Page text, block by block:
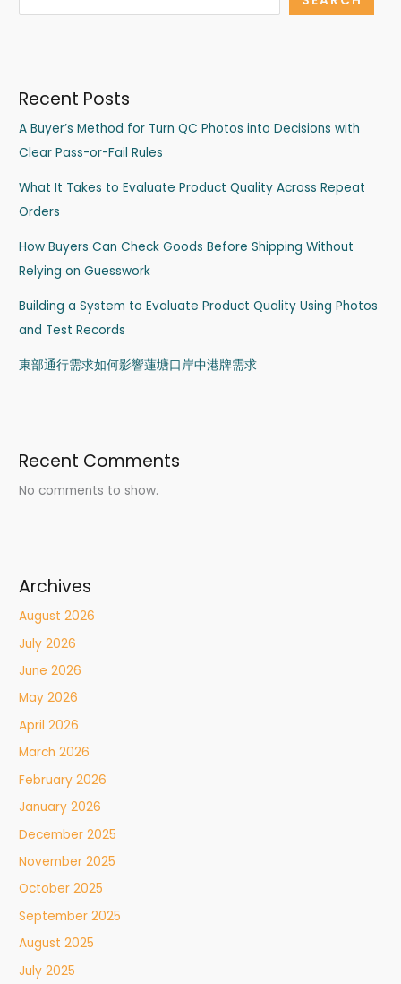
Recent Posts
A Buyer’s Method for Turn QC Photos into Decisions with
Clear Pass-or-Fail Rules
What It Takes to Evaluate Product Quality Across Repeat
Orders
How Buyers Can Check Goods Before Shipping Without
Relying on Guesswork
Building a System to Evaluate Product Quality Using Photos
and Test Records
東部通行需求如何影響蓮塘口岸中港牌需求
Recent Comments
No comments to show.
Archives
August 2026
July 2026
June 2026
May 2026
April 2026
March 2026
February 2026
January 2026
December 2025
November 2025
October 2025
September 2025
August 2025
July 2025